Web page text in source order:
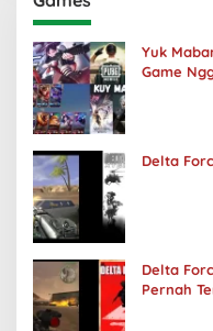
Yuk
Game
Delta
Delta
Pernah